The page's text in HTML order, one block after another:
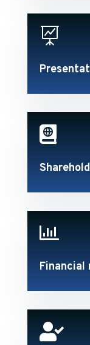



Financial
